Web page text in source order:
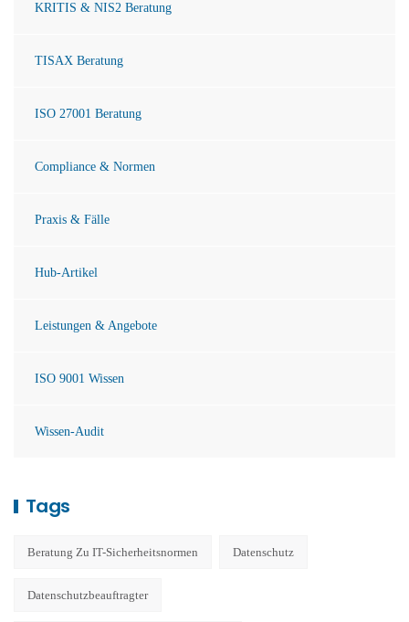
KRITIS & NIS2 Beratung
TISAX Beratung
ISO 27001 Beratung
Compliance & Normen
Praxis & Fälle
Hub-Artikel
Leistungen & Angebote
ISO 9001 Wissen
Wissen-Audit
Tags
Beratung Zu IT-Sicherheitsnormen Datenschutz
Datenschutzbeauftragter